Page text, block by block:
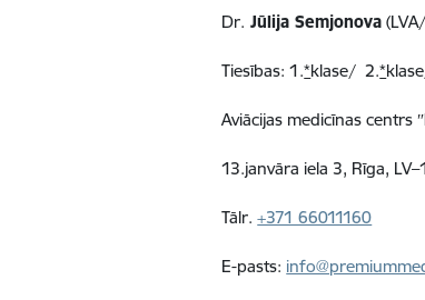
Dr. Jūlija Semjonova
Tiesības: 1.*klase/ 2.*
Aviācijas medicīnas centrs ″
13.janvāra iela 3, Rīga,
Tālr.+371 66011160
E-pasts: